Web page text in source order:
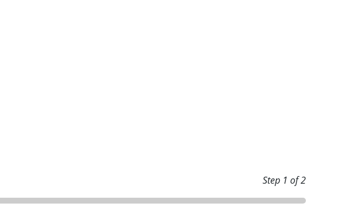
Step 1 of 2